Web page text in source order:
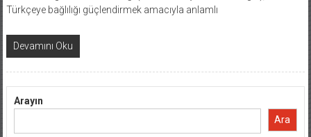
Türkçeye bağlılığı güçlendirmek amacıyla anlamlı
Devamını Oku
Arayın
Ara